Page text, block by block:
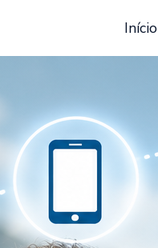
Início